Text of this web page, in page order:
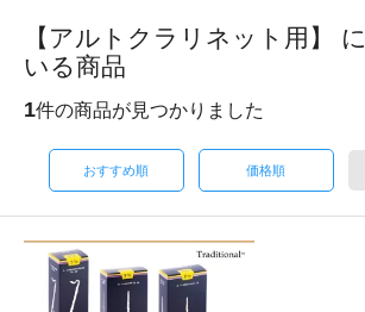
【アルトクラリネット用】
いる商品
1件の商品が見つかりました
おすすめ順 価格順